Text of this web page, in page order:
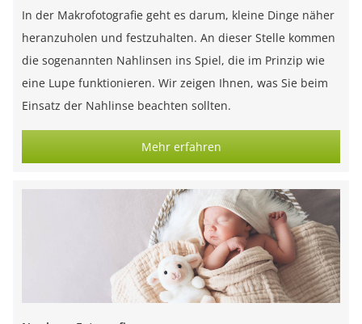
In der Makrofotografie geht es darum, kleine Dinge näher
heranzuholen und festzuhalten. An dieser Stelle kommen
die sogenannten Nahlinsen ins Spiel, die im Prinzip wie
eine Lupe funktionieren. Wir zeigen Ihnen, was Sie beim
Einsatz der Nahlinse beachten sollten.
Mehr erfahren